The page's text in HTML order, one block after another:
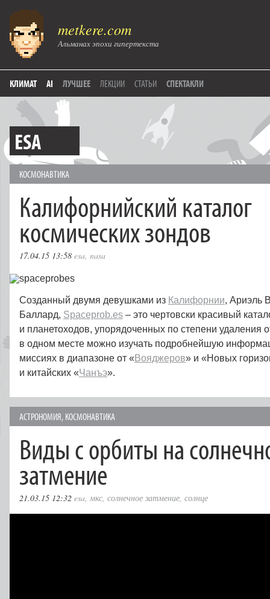
metkere.com
Альманах эпохи гипертекста
КЛИМАТ AI ЛУЧШЕЕ ЛЕКЦИИ СТАТЬИ СПЕКТАКЛИ
ESA
КОСМОНАВТИКА
Калифорнийский каталог
космических зондов
17.04.15 13:58 esa, nasa
Созданный двумя девушками из Калифорнии, Ариэль
Баллард, Spaceprob.es – это чертовски красивый
и планетоходов, упорядоченных по степени удаления
в одном месте можно изучать подробнейшую
миссиях в диапазоне от « Вояджеров» и «Новых
и китайских «Чанъэ».
АСТРОНОМИЯ, КОСМОНАВТИКА
Виды с орбиты на
затмение
21.03.15 12:32 esa,мкс, солнечное затмение, солнце